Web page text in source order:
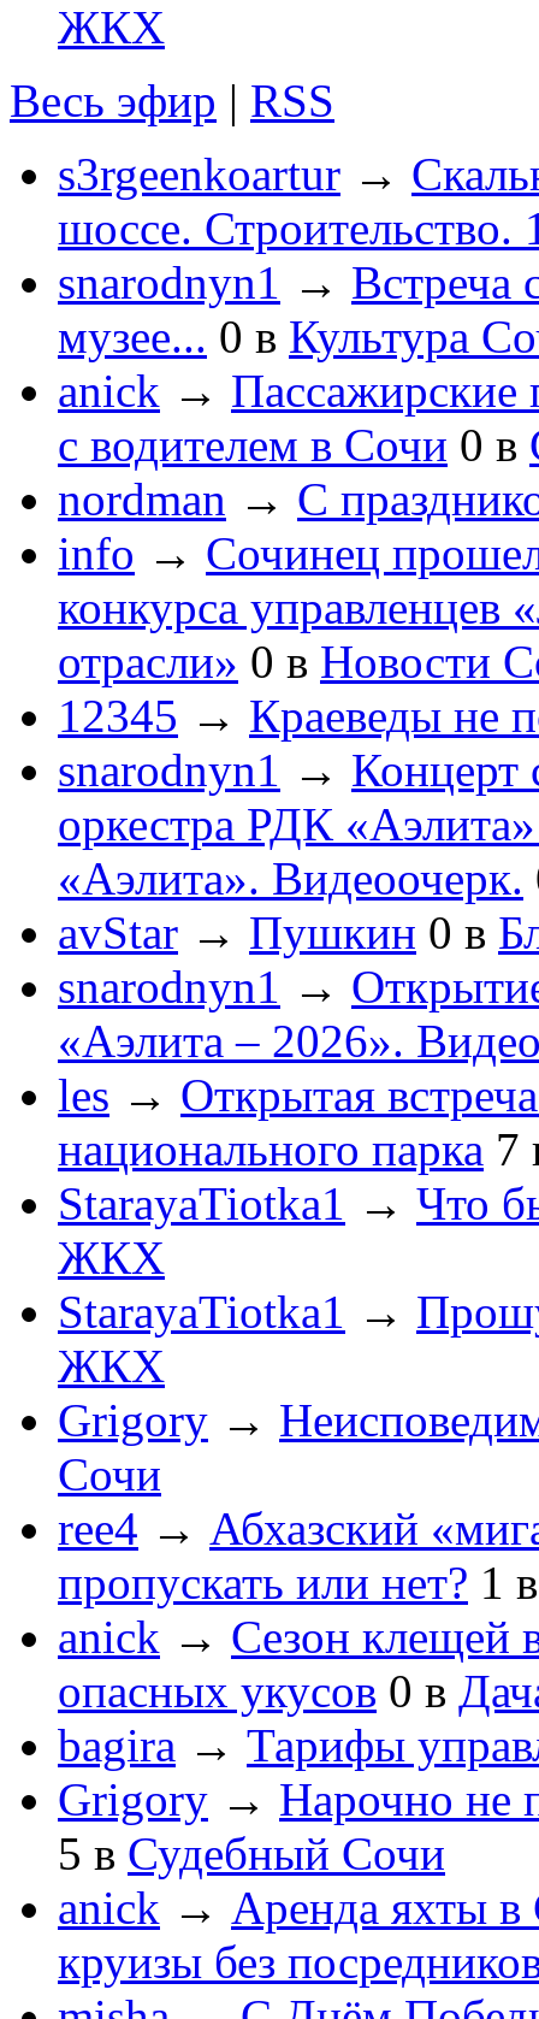
ЖКХ
Весь эфир | RSS
s3rgeenkoartur →
шоссе. Строительство.
snarodnyn1 → Встреча
музее... 0 в Культура
anick → Пассажирские
с водителем в Сочи 0 в
nordman → С
info → Сочинец
конкурса управленцев
отрасли» 0 в Новости
12345 → Краеведы не
snarodnyn1 → Концерт
оркестра РДК
«Аэлита». Видеоочерк.
avStar → Пушкин 0 в
snarodnyn1 →
«Аэлита – 2026».
les → Открытая
национального парка 7
StarayaTiotka1 → Что
ЖКХ
StarayaTiotka1 →
ЖКХ
Grigory →
Сочи
ree4 → Абхазский
пропускать или нет? 1
anick → Сезон клещей
опасных укусов 0 в
bagira → Тарифы
Grigory → Нарочно не
5 в Судебный Сочи
anick → Аренда яхты в
круизы без